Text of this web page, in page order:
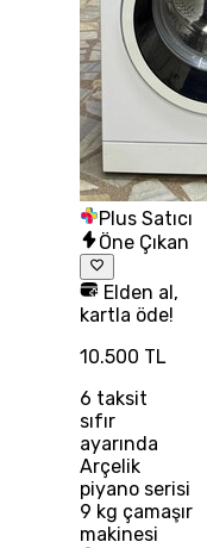
Plus Satıcı
Öne Çıkan
Elden al,
kartla öde!
10.500 TL
6 taksit
sıfır
ayarında
Arçelik
piyano serisi
9 kg çamaşır
makinesi